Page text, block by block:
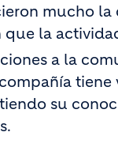
mucho
la
a la
tiene
su